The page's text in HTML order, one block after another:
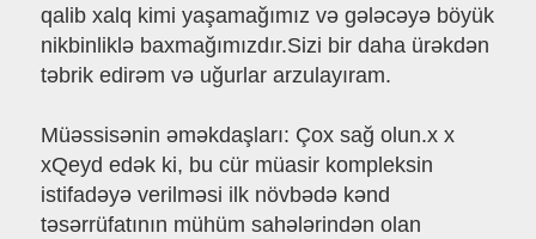
qalib xalq kimi yaşamağımız və gələcəyə böyük
nikbinliklə baxmağımızdır.Sizi bir daha ürəkdən
təbrik edirəm və uğurlar arzulayıram.
Müəssisənin əməkdaşları: Çox sağ olun.x x
xQeyd edək ki, bu cür müasir kompleksin
istifadəyə verilməsi ilk növbədə kənd
təsərrüfatının mühüm sahələrindən olan